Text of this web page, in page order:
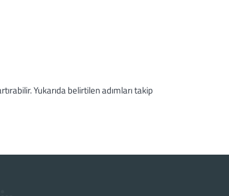
Yukarıda belirtilen adımları takip